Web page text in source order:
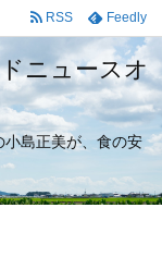
ニュースオ
島正美が、食の安
RSS Feedly